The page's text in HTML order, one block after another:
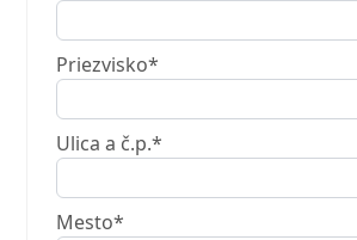
Priezvisko*
Ulica a č.p.*
Mesto*